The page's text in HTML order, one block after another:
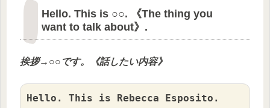
Hello. This is ○○. 《The thing you
want to talk about》.
挨拶→ ○○ です。《話したい内容》
Hello. This is Rebecca Esposito.